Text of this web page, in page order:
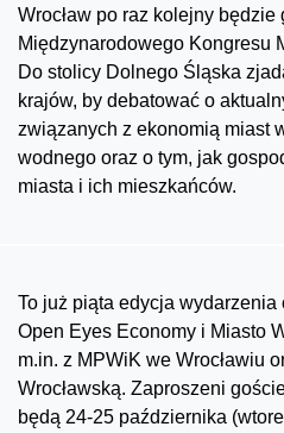
Wrocław po raz kolejny będzie
Międzynarodowego Kongresu
Do stolicy Dolnego Śląska
krajów, by debatować o
związanych z ekonomią miast
wodnego oraz o tym, jak
miasta i ich mieszkańców.
To już piąta edycja
Open Eyes Economy i Miasto
m.in. z MPWiK we Wrocławiu
Wrocławską. Zaproszeni
będą 24-25 października